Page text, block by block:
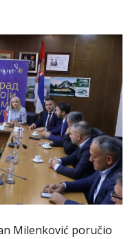
Milenković poručio